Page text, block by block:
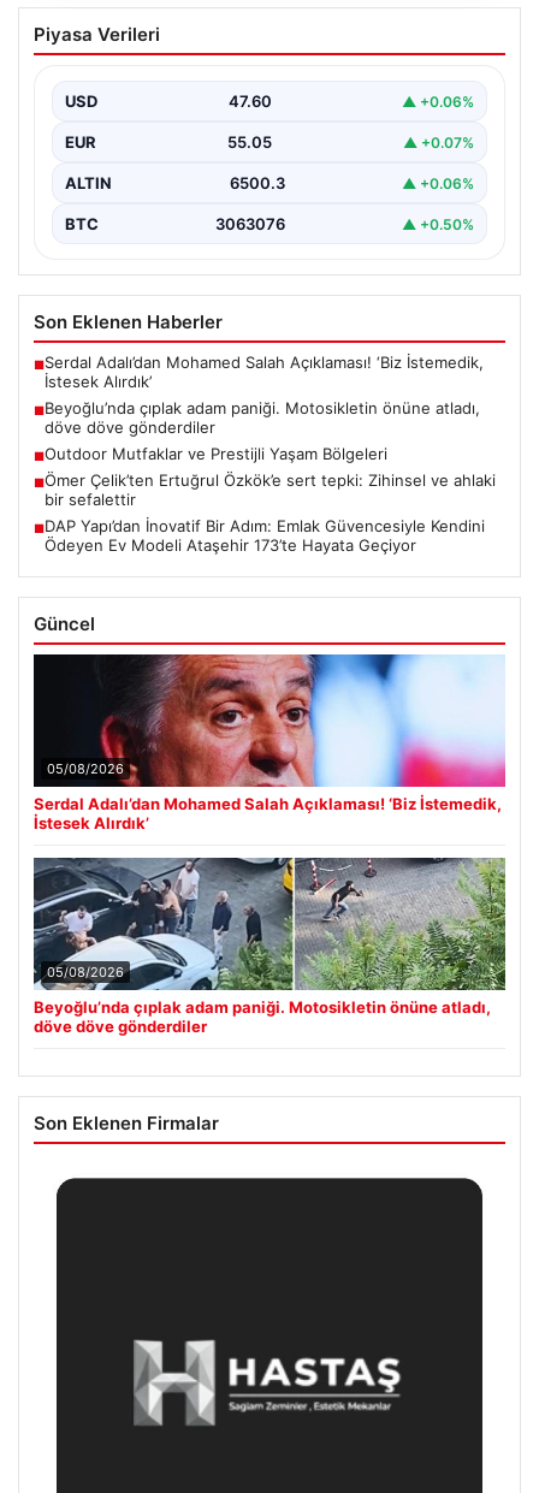
Beyoğlu’nda çıplak adam paniği.
Motosikletin önüne atladı, döve döve
{"title": "Beyoğlu'nda Çıplak Adamın Panik Yaratan
yaşanan olay,…
Piyasa Verileri
USD 47.60 ▲ +0.06%
EUR 55.05 ▲ +0.07%
ALTIN 6500.3 ▲ +0.06%
BTC 3063076 ▲ +0.50%
Son Eklenen Haberler
■Serdal Adalı’dan Mohamed Salah Açıklaması! ‘Biz İstemedik,
İstesek Alırdık’
■Beyoğlu’nda çıplak adam paniği. Motosikletin önüne atladı,
döve döve gönderdiler
■Outdoor Mutfaklar ve Prestijli Yaşam Bölgeleri
■Ömer Çelik’ten Ertuğrul Özkök’e sert tepki: Zihinsel ve ahlaki
bir sefalettir
■DAP Yapı’dan İnovatif Bir Adım: Emlak Güvencesiyle Kendini
Ödeyen Ev Modeli Ataşehir 173’te Hayata Geçiyor
Güncel
05/08/2026
Serdal Adalı’dan Mohamed Salah Açıklaması! ‘Biz İstemedik,
İstesek Alırdık’
05/08/2026
Beyoğlu’nda çıplak adam paniği. Motosikletin önüne atladı,
döve döve gönderdiler
Son Eklenen Firmalar